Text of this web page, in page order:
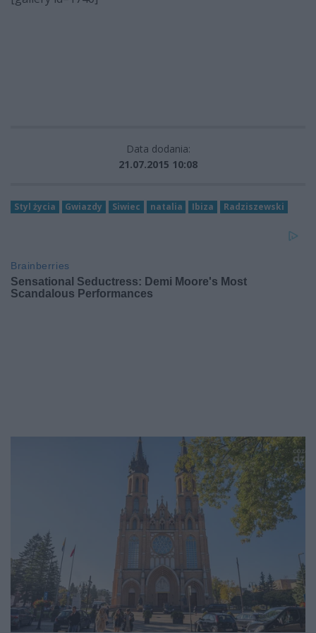
Data dodania:
21.07.2015 10:08
Styl życia Gwiazdy Siwiec natalia Ibiza Radziszewski